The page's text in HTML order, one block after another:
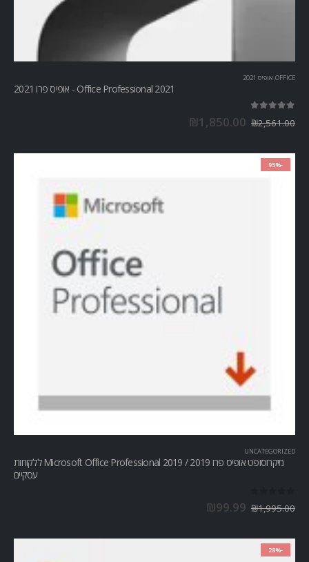
OFFICE
, אופיס 2021
Office Professional 2021 - אופיס פרו 2021
₪2,561.00
₪1,850.00
-95%
UNCATEGORIZED
מיקרוסופט אופיס פרו Microsoft Office Professional 2019 / 2019 ללקוחות
עסקיים
₪1,995.00
₪99.99
-28%